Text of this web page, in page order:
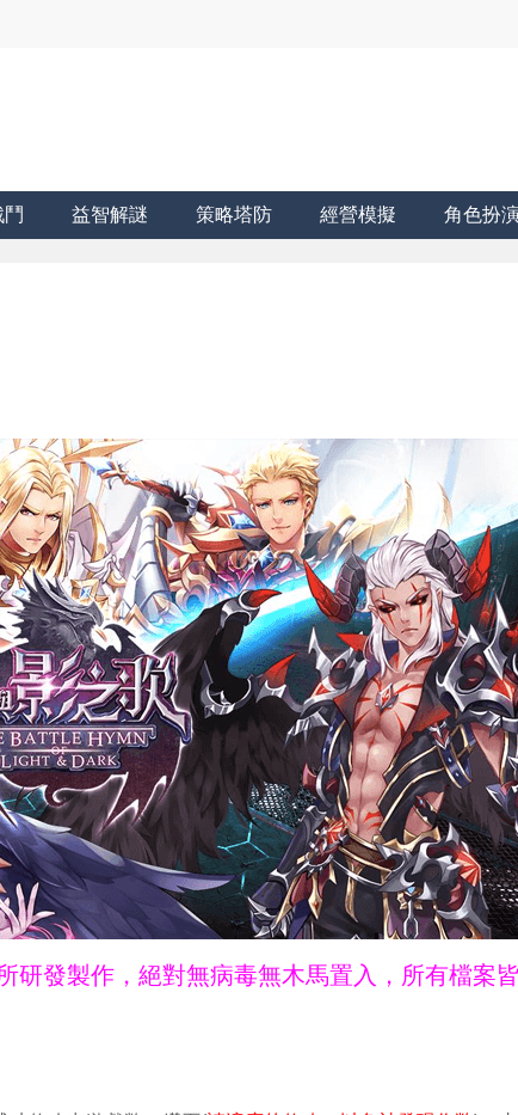
益智解謎 策略塔防 經營模擬 角色扮
發製作，絕對無病毒無木馬置入，所有檔案